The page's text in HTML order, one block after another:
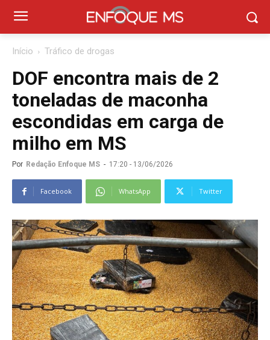
Início Tráfico de drogas
DOF encontra mais de 2
toneladas de maconha
escondidas em carga de
milho em MS
Por Redação Enfoque MS - 17:20 - 13/06/2026
Facebook WhatsApp Twitter